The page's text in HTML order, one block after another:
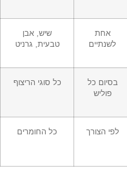
אחת
לשנתיים
שיש, אבן
טבעית, גרניט
בסיום כל
פוליש
כל סוגי הריצוף
לפי הצורך כל החומרים